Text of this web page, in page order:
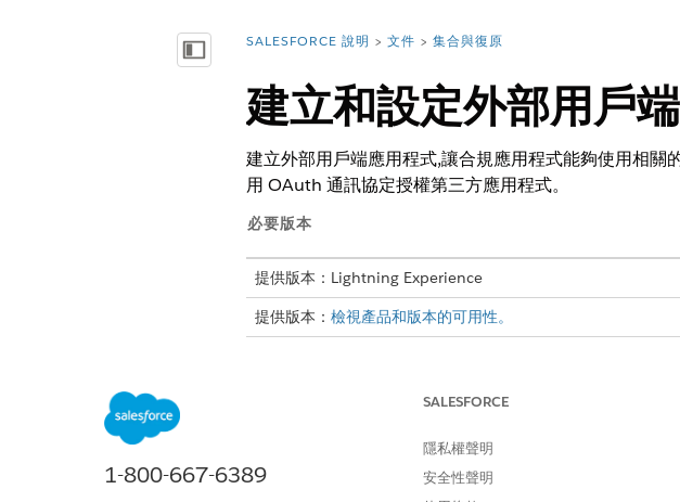
顯示目錄 您位於此處：
SALESFORCE 說明 文件 集合與復原
建立和設定外部用戶
建立外部用戶端應用程式,讓合規應用程式能夠使用相關
用 OAuth 通訊協定授權第三方應用程式。
必要版本
提供版本：Lightning Experience
提供版本： 檢視產品和版本的可用性。
若要建立本機外部用戶端應用程式:
建立本機外部用戶端應用程式,並輸入參數的這些值。
在「基本資訊」區段中,選取「
在「API」區段中,選取「OAuth
1-800-667-6389
SALESFORCE
隱私權聲明
安全性聲明